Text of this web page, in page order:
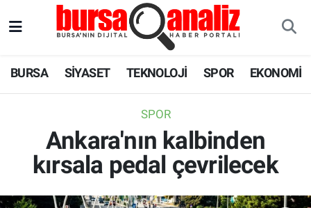
BURSA SİYASET TEKNOLOJİ SPOR EKONOMİ
SPOR
Ankara'nın kalbinden
kırsala pedal çevrilecek
SPOR
EKONOMİ
Süper Lig Puan Durumu ve Fikstür
Tüm Manşetler